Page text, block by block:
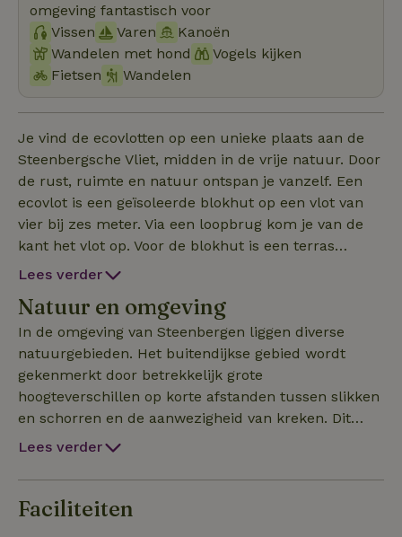
omgeving fantastisch voor
Vissen
Varen
Kanoën
Wandelen met hond
Vogels kijken
Fietsen
Wandelen
Je vind de ecovlotten op een unieke plaats aan de
Steenbergsche Vliet, midden in de vrije natuur. Door
de rust, ruimte en natuur ontspan je vanzelf. Een
ecovlot is een geïsoleerde blokhut op een vlot van
vier bij zes meter. Via een loopbrug kom je van de
kant het vlot op. Voor de blokhut is een terras
aanwezig, met ruim uitzicht over de Vliet en het
servies, pannen en een tweepits gasstel. Je kunt
dus op het ecovlot koken en van je maaltijd genieten
terwijl je van het uitzicht geniet. Met het bij het
ecovlot horende roeibootje kun je het water op en
als je graag een stukje zwemt kun je het water in en
uit via het zwemtrapje aan het terras. In het ecovlot
kunnen tot vier mensen overnachten in de twee
hebben wij). Bij aankomst ontvang je een
dynamolamp, een watertank en een karretje om
Lees verder
Natuur en omgeving
In de omgeving van Steenbergen liggen diverse
natuurgebieden. Het buitendijkse gebied wordt
gekenmerkt door betrekkelijk grote
hoogteverschillen op korte afstanden tussen slikken
en schorren en de aanwezigheid van kreken. Dit
maakt het gebied geschikt als vestigingsplaats voor
specifieke milieu en de relatieve rust maken het
gebied bovendien geschikt als broed-, rust- en
Lees verder
Faciliteiten